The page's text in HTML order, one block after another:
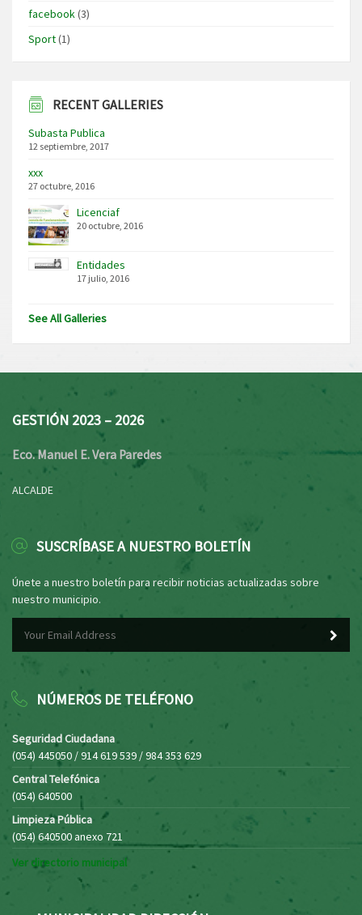
facebook(3)
Sport(1)
RECENT GALLERIES
Subasta Publica
12 septiembre, 2017
xxx
27 octubre, 2016
Licenciaf
20 octubre, 2016
Entidades
17 julio, 2016
See All Galleries
GESTIÓN 2023 – 2026
Eco. Manuel E. Vera Paredes
ALCALDE
SUSCRÍBASE A NUESTRO BOLETÍN
Únete a nuestro boletín para recibir noticias actualizadas sobre
nuestro municipio.
NÚMEROS DE TELÉFONO
Seguridad Ciudadana
(054) 445050 / 914 619 539 / 984 353 629
Central Telefónica
(054) 640500
Limpieza Pública
(054) 640500 anexo 721
Ver directorio municipal